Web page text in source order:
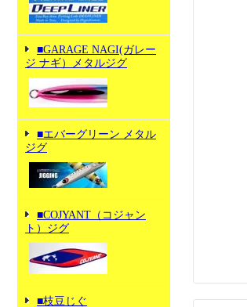
■GARAGE NAGI(ガレー
ジ ナギ）メタルジグ
■エバーグリーン メタル
ジグ
■COJYANT（コジャン
ト）ジグ
■枝豆じぐ